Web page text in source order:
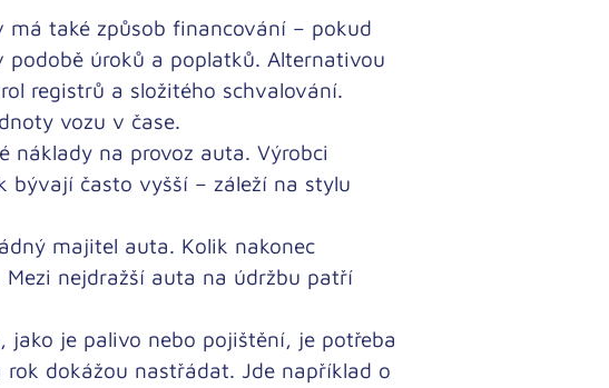
má takézpůsob financování– pokud
úroků a poplatků. Alternativou
registrů a složitého schvalování.
vozu v čase.
náklady na provoz auta. Výrobci
bývají často vyšší– záleží na stylu
majitel auta. Kolik nakonec
nejdražší auta na údržbu patří
jako je palivo nebo pojištění, je potřeba
dokážou nastřádat. Jde například o